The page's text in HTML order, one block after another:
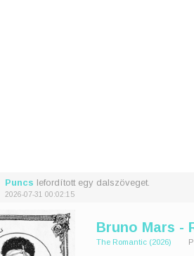
Puncs lefordított egy dalszöveget.
2026-07-31 00:02:15
Bruno Mars -
The Romantic (2026)